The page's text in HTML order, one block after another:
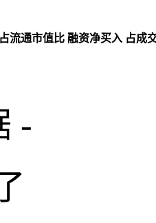
占流通市值比 融资净买入 占成
-